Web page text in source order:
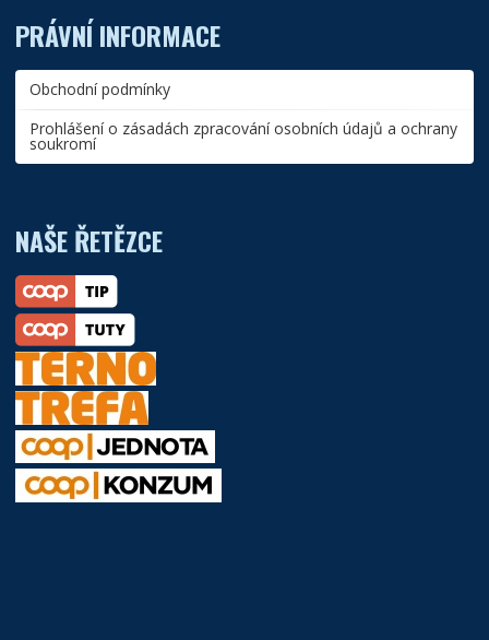
PRÁVNÍ INFORMACE
Obchodní podmínky
Prohlášení o zásadách zpracování osobních údajů a ochrany
soukromí
NAŠE ŘETĚZCE